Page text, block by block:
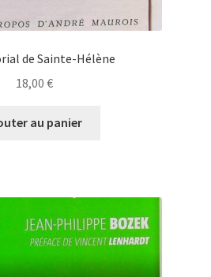
de Sainte-Hélène
18,00 €
au panier